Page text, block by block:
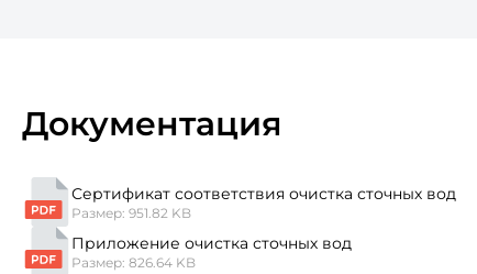
Документация
Сертификат соответствия очистка сточных вод
Размер: 951.82 KB
Приложение очистка сточных вод
Размер: 826.64 KB